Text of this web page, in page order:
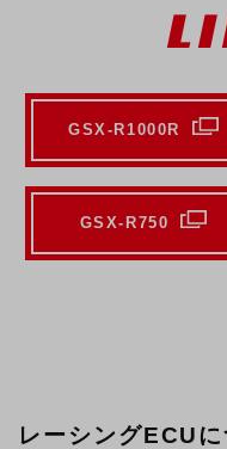
GSX-R1000R
GSX-R750
レーシングECUに